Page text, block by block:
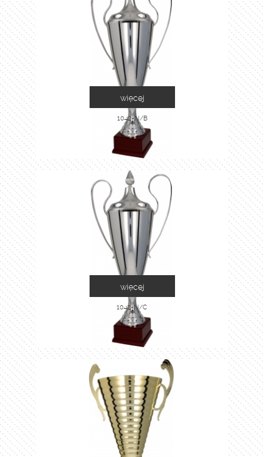
1042-N/B
więcej
1042-N/C
więcej